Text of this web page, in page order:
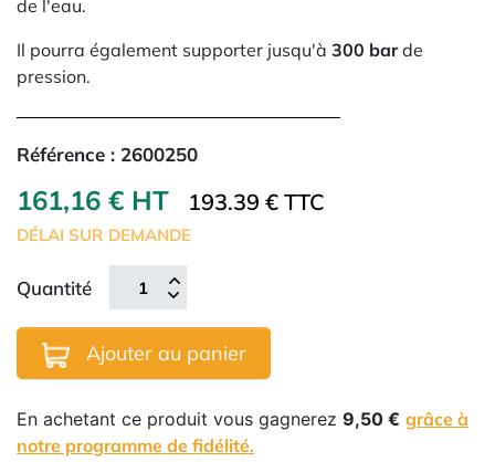
de l'eau.
Il pourra également supporter jusqu'à 300 barde
pression.
Référence : 2600250
161,16 € HT 193.39 € TTC
DÉLAI SUR DEMANDE
Quantité
Ajouter au panier
En achetant ce produit vous gagnerez 9,50 € grâce à
notre programme de fidélité.